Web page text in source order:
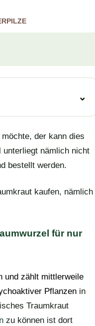
möchte, der kann dies
unterliegt nämlich nicht
bestellt werden.
kaufen, nämlich
für nur
und zählt mittlerweile
Pflanzen in
Traumkraut
zu können ist dort